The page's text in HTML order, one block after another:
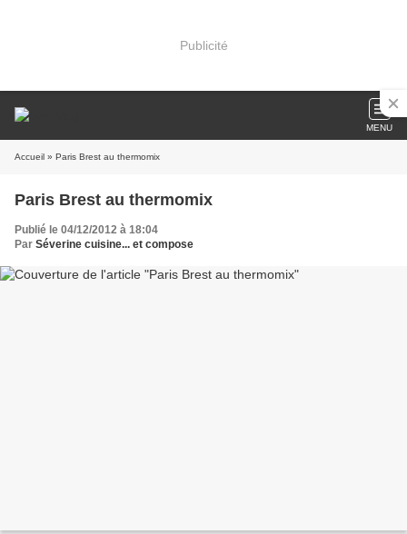
Publicité
MENU
Accueil » Paris Brest au thermomix
Paris Brest au thermomix
Publié le 04/12/2012 à 18:04
Par Séverine cuisine... et compose